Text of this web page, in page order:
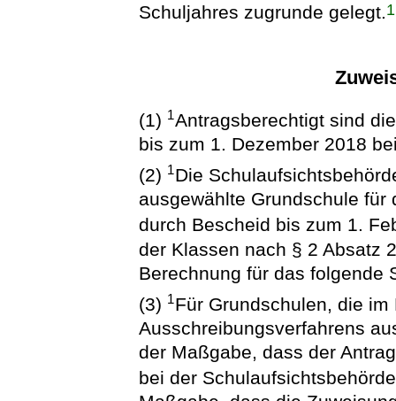
Schuljahres zugrunde gelegt.1
(1) 1Antragsberechtigt sind
bis zum 1. Dezember 2018
(2) 1Die
ausgewählte Grundschule
durch Bescheid bis zum 1.
der Klassen nach § 2 Absatz
Berechnung für das folgende
(3) 1Für Grundschulen, die
Ausschreibungsverfahrens
der Maßgabe, dass der
bei der